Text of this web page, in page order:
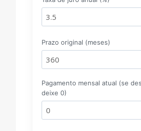
Prazo original (meses)
Pagamento mensal atual (se
deixe 0)